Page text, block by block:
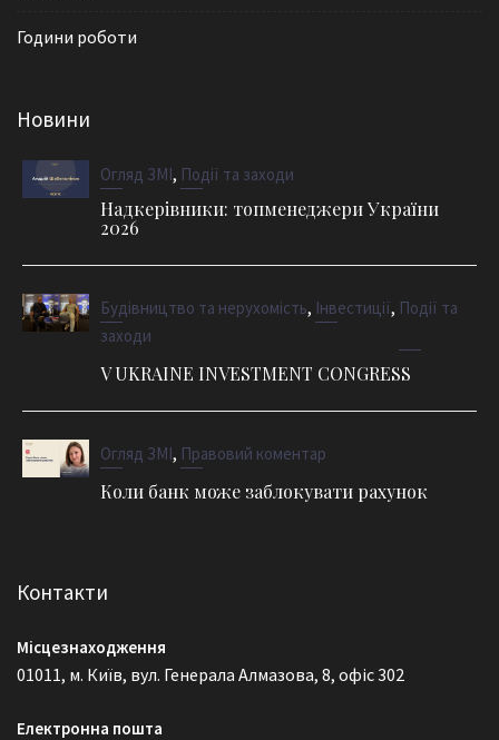
Години роботи
Новини
Огляд ЗМІ, Події та заходи
Надкерівники: топменеджери України
2026
Будівництво та нерухомість, Інвестиції, Події та
заходи
V UKRAINE INVESTMENT CONGRESS
Огляд ЗМІ, Правовий коментар
Коли банк може заблокувати рахунок
Контакти
Місцезнаходження
01011, м. Київ, вул. Генерала Алмазова, 8, офіс 302
Електронна пошта